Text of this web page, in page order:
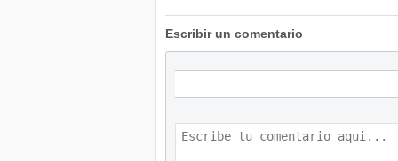
Escribir un comentario